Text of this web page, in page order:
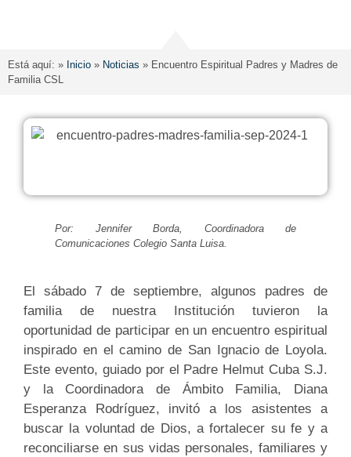
Está aquí: » Inicio » Noticias » Encuentro Espiritual Padres y Madres de
Familia CSL
Por: Jennifer Borda, Coordinadora de
Comunicaciones Colegio Santa Luisa.
El sábado 7 de septiembre, algunos padres de
familia de nuestra Institución tuvieron la
oportunidad de participar en un encuentro espiritual
inspirado en el camino de San Ignacio de Loyola.
Este evento, guiado por el Padre Helmut Cuba S.J.
y la Coordinadora de Ámbito Familia, Diana
Esperanza Rodríguez, invitó a los asistentes a
buscar la voluntad de Dios, a fortalecer su fe y a
reconciliarse en sus vidas personales, familiares y